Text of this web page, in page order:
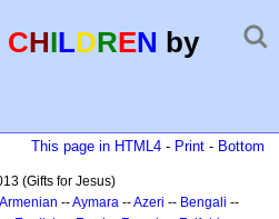
CHILDREN by
This page in HTML4 - Print - Bottom
(Gifts for Jesus)
Armenian --Aymara --Azeri -- Bengali --